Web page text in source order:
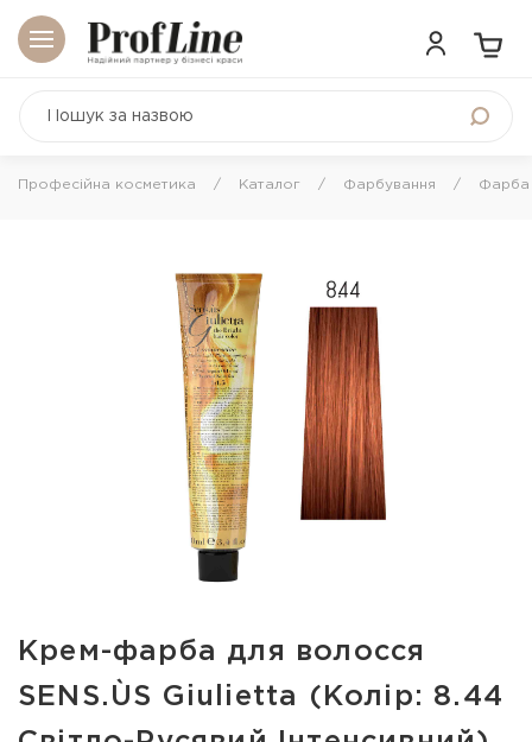
Професійна косметика Каталог Фарбування Фарба
Крем-фарба для волосся
SENS.ÙS Giulietta (Колір: 8.44